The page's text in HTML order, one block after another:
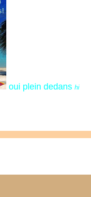
oui plein dedans hi